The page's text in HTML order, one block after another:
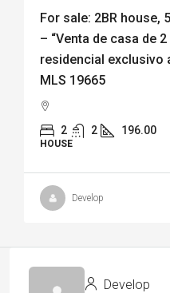
For sale: 2BR house,
– “Venta de casa de
residencial exclusivo
MLS 19665
2 2 196.00
HOUSE
Develop
Develop